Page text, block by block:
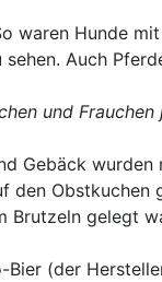
waren Hunde
Auch
und
Gebäck
den
Brutzeln gelegt
Bier (der